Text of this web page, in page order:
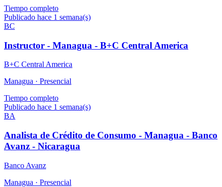
Tiempo completo
Publicado hace 1 semana(s)
BC
Instructor - Managua - B+C Central America
B+C Central America
Managua · Presencial
Tiempo completo
Publicado hace 1 semana(s)
BA
Analista de Crédito de Consumo - Managua - Banco
Avanz - Nicaragua
Banco Avanz
Managua · Presencial